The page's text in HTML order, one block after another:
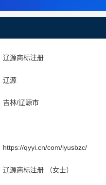
辽源商标注册
辽源
吉林/辽源市
https://qyyi.cn/com/lyusbzc/
辽源商标注册 （女士）